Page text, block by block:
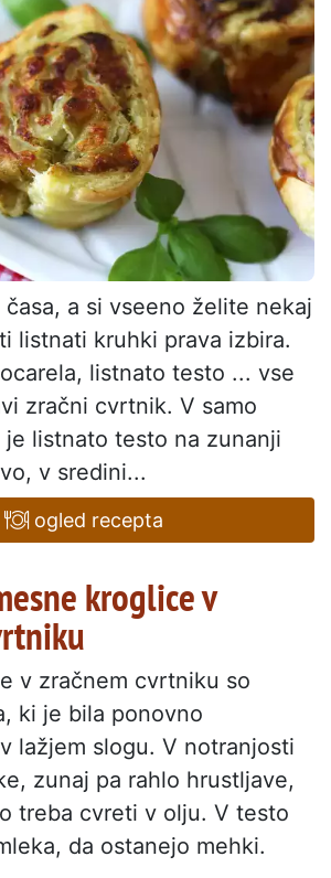
časa, a si vseeno želite nekaj
listnati kruhki prava izbira.
listnato testo ... vse
zračni cvrtnik. V samo
je listnato testo na zunanji
v sredini...
ogled recepta
kroglice v
v zračnem cvrtniku so
ki je bila ponovno
lažjem slogu. V notranjosti
zunaj pa rahlo hrustljave,
treba cvreti v olju. V testo
da ostanejo mehki.